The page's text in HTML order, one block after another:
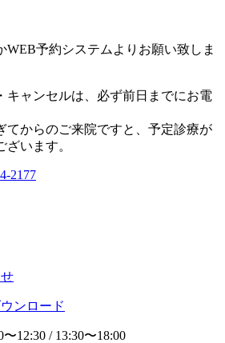
WEB予約システムよりお願い致しま
キャンセルは、必ず前日までにお電
てからのご来院ですと、予定診療が
います。
2177
ンロード
〜12:30 / 13:30〜18:00